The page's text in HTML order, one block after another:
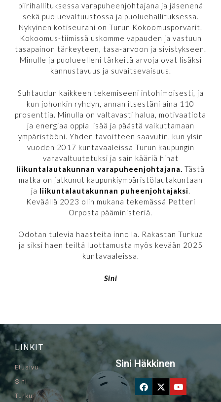
piirihallituksessa varapuheenjohtajana ja jäsenenä
sekä puoluevaltuustossa ja puoluehallituksessa.
Nykyinen kotiseurani on Turun Kokoomusporvarit.
Kokoomus-tiimissä uskomme vapauden ja vastuun
tasapainon tärkeyteen, tasa-arvoon ja sivistykseen.
Minulle ja puolueelleni tärkeitä arvoja ovat lisäksi
kannustavuus ja suvaitsevaisuus.
Suhtaudun kaikkeen tekemiseeni intohimoisesti, ja
kun johonkin ryhdyn, annan itsestäni aina 110
prosenttia. Minulla on valtavasti halua, motivaatiota
ja energiaa oppia lisää ja päästä vaikuttamaan
ympäristööni. Yhden tavoitteen saavutin, kun ylsin
vuoden 2017 kuntavaaleissa Turun kaupungin
varavaltuutetuksi ja sain kääriä hihat
liikuntalautakunnan varapuheenjohtajana. Tästä
matka on jatkunut kaupunkiympäristölautakuntaan
ja liikuntalautakunnan puheenjohtajaksi.
Keväällä 2023 olin mukana tekemässä Petteri
Orposta pääministeriä.
Odotan tulevia haasteita innolla. Rakastan Turkua
ja siksi haen teiltä luottamusta myös kevään 2025
kuntavaaleissa.
Sini
LINKIT
Etusivu
Sini
Turku
Sini Häkkinen